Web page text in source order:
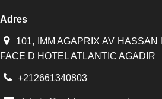
Adres
101, IMM AGAPRIX AV HASSAN
FACE D HOTEL ATLANTIC AGADIR
+212661340803